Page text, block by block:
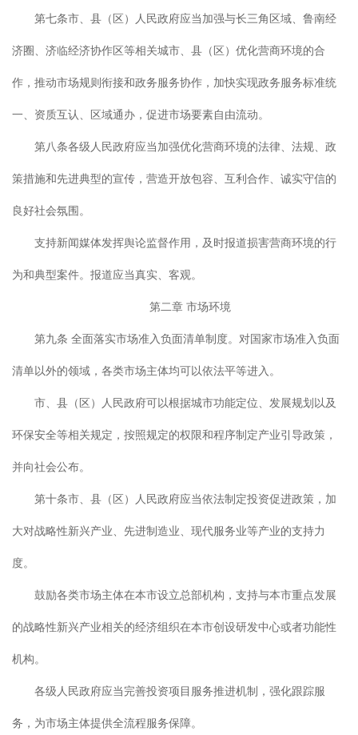
第七条市、县（区）人民政府应当加强与长三角区域、鲁南经
济圈、济临经济协作区等相关城市、县（区）优化营商环境的合
作，推动市场规则衔接和政务服务协作，加快实现政务服务标准统
一、资质互认、区域通办，促进市场要素自由流动。
第八条各级人民政府应当加强优化营商环境的法律、法规、政
策措施和先进典型的宣传，营造开放包容、互利合作、诚实守信的
良好社会氛围。
支持新闻媒体发挥舆论监督作用，及时报道损害营商环境的行
为和典型案件。报道应当真实、客观。
第二章 市场环境
第九条 全面落实市场准入负面清单制度。对国家市场准入负面
清单以外的领域，各类市场主体均可以依法平等进入。
市、县（区）人民政府可以根据城市功能定位、发展规划以及
环保安全等相关规定，按照规定的权限和程序制定产业引导政策，
并向社会公布。
第十条市、县（区）人民政府应当依法制定投资促进政策，加
大对战略性新兴产业、先进制造业、现代服务业等产业的支持力
度。
鼓励各类市场主体在本市设立总部机构，支持与本市重点发展
的战略性新兴产业相关的经济组织在本市创设研发中心或者功能性
机构。
各级人民政府应当完善投资项目服务推进机制，强化跟踪服
务，为市场主体提供全流程服务保障。